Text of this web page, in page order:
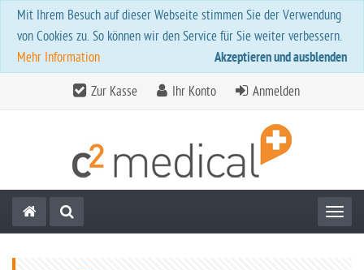
Mit Ihrem Besuch auf dieser Webseite stimmen Sie der Verwendung
von Cookies zu. So können wir den Service für Sie weiter verbessern.
Mehr Information
Akzeptieren und ausblenden
Zur Kasse Ihr Konto Anmelden